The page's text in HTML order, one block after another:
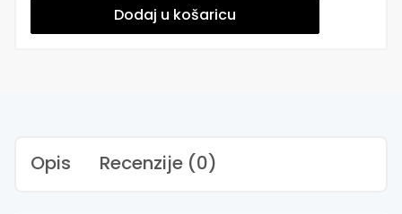
na
Dodaj u košaricu
Opis Recenzije (0)